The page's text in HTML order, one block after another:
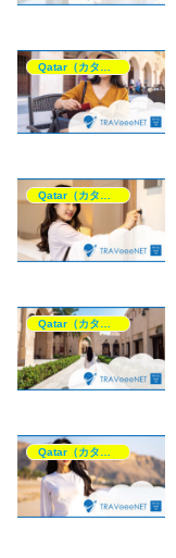
Qatar（カタール）
Qatar（カタール）